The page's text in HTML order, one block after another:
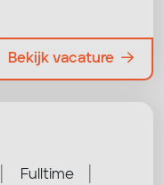
Bekijk vacature
Fulltime